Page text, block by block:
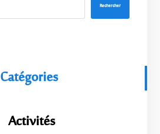
Rechercher
Catégories
Activités